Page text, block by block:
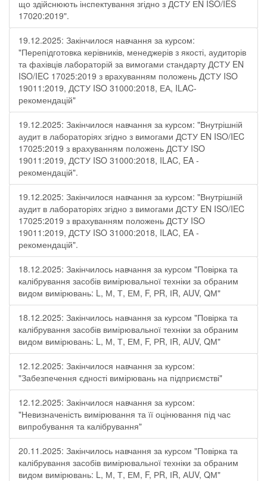
що здійснюють інспектування згідно з ДСТУ ЕN ISO/IES
17020:2019".
19.12.2025: Закінчилося навчання за курсом:
"Перепідготовка керівників, менеджерів з якості, аудиторів
та фахівців лабораторій за вимогами стандарту ДСТУ EN
ISO/IEC 17025:2019 з врахуванням положень ДСТУ ISO
19011:2019, ДСТУ ISO 31000:2018, ЕА, ILAC-
рекомендацій"
19.12.2025: Закінчилося навчання за курсом: "Внутрішній
аудит в лабораторіях згідно з вимогами ДСТУ EN ISO/IEC
17025:2019 з врахуванням положень ДСТУ ISO
19011:2019, ДСТУ ISO 31000:2018, ILAC, EA -
рекомендацій".
19.12.2025: Закінчилося навчання за курсом: "Внутрішній
аудит в лабораторіях згідно з вимогами ДСТУ EN ISO/IEC
17025:2019 з врахуванням положень ДСТУ ISO
19011:2019, ДСТУ ISO 31000:2018, ILAC, EA -
рекомендацій".
18.12.2025: Закінчилось навчання за курсом "Повірка та
калібрування засобів вимірювальної техніки за обраним
видом вимірювань: L, М, Т, ЕМ, F, РR, ІR, АUV, QМ"
18.12.2025: Закінчилось навчання за курсом "Повірка та
калібрування засобів вимірювальної техніки за обраним
видом вимірювань: L, М, Т, ЕМ, F, РR, ІR, АUV, QМ"
12.12.2025: Закінчилося навчання за курсом:
"Забезпечення єдності вимірювань на підприємстві"
12.12.2025: Закінчилося навчання за курсом:
"Невизначеність вимірювання та її оцінювання під час
випробування та калібрування"
20.11.2025: Закінчилось навчання за курсом "Повірка та
калібрування засобів вимірювальної техніки за обраним
видом вимірювань: L, М, Т, ЕМ, F, РR, ІR, АUV, QМ"